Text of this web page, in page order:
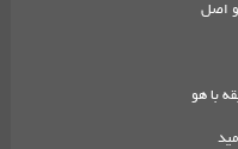
و اصل
با هو